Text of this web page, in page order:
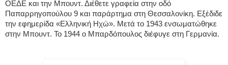
ΟΕΔΕ και την Μπουντ. Διέθετε γραφεία στην οδό
Παπαρρηγοπούλου 9 και παράρτημα στη Θεσσαλονίκη. Εξέδιδε
την εφημερίδα «Ελληνική Ηχώ». Μετά το 1943 ενσωματώθηκε
στην Μπουντ. Το 1944 ο Μπαρδόπουλος διέφυγε στη Γερμανία.